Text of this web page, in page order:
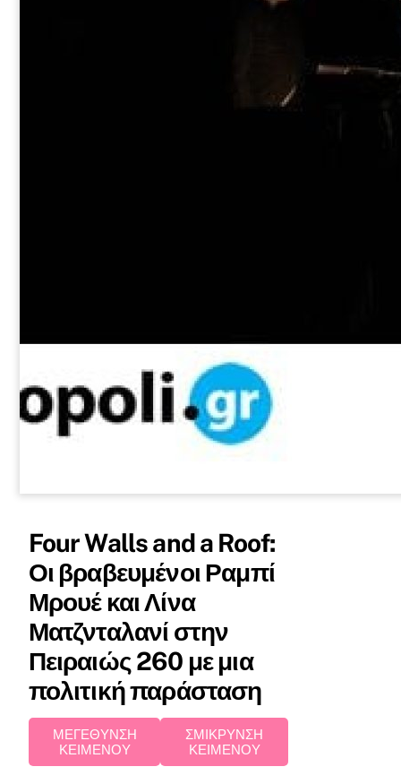
Four Walls and a Roof:
Οι βραβευμένοι Ραμπί
Μρουέ και Λίνα
Ματζνταλανί στην
Πειραιώς 260 με μια
πολιτική παράσταση
ΜΕΓΕΘΥΝΣΗ
ΚΕΙΜΕΝΟΥ
ΣΜΙΚΡΥΝΣΗ
ΚΕΙΜΕΝΟΥ